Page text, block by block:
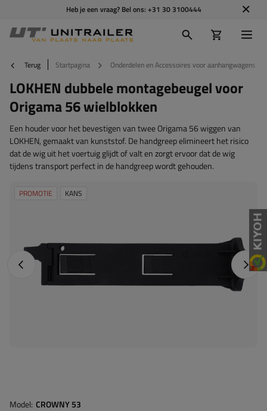
Heb je een vraag? Bel ons: +31 30 3100444
Terug Startpagina Onderdelen en Accessoires voor aanhangwagens
LOKHEN dubbele montagebeugel voor
Origama 56 wielblokken
Een houder voor het bevestigen van twee Origama 56 wiggen van
LOKHEN, gemaakt van kunststof. De handgreep elimineert het risico
dat de wig uit het voertuig glijdt of valt en zorgt ervoor dat de wig
tijdens transport perfect in de handgreep wordt gehouden.
Vorige foto
PROMOTIE KANS
Model CROWNY 53